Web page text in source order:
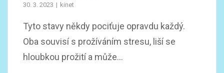
30. 3. 2023 kinet
Tyto stavy někdy pociťuje opravdu každý.
Oba souvisí s prožíváním stresu, liší se
hloubkou prožití a může...